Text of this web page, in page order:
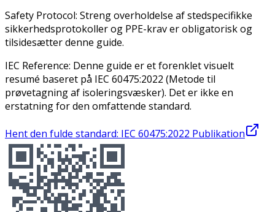
Safety Protocol: Streng overholdelse af stedspecifikke
sikkerhedsprotokoller og PPE-krav er obligatorisk og
tilsidesætter denne guide.
IEC Reference: Denne guide er et forenklet visuelt
resumé baseret på IEC 60475:2022 (Metode til
prøvetagning af isoleringsvæsker). Det er ikke en
erstatning for den omfattende standard.
Hent den fulde standard: IEC 60475:2022 Publikation